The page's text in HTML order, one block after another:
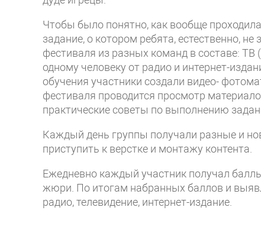
Чтобы было понятно, как вообще
задание, о котором ребята, естественно,
фестиваля из разных команд в составе:
одному человеку от радио и интернет-
обучения участники создали видео-
фестиваля проводится просмотр
практические советы по выполнению
Каждый день группы получали разные и
приступить к верстке и монтажу контента.
Ежедневно каждый участник получал
жюри. По итогам набранных баллов и
радио, телевидение, интернет-издание.